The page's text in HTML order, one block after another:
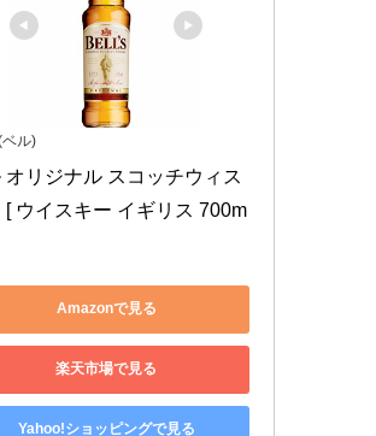
ル)
オリジナル スコッチウィス
[ ウイスキー イギリス 700m
Amazonで見る
楽天市場で見る
Yahoo!ショッピングで見る